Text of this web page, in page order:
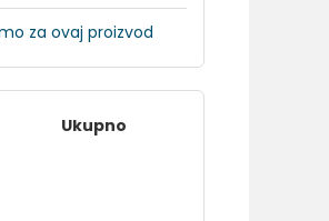
za ovaj proizvod
Ukupno